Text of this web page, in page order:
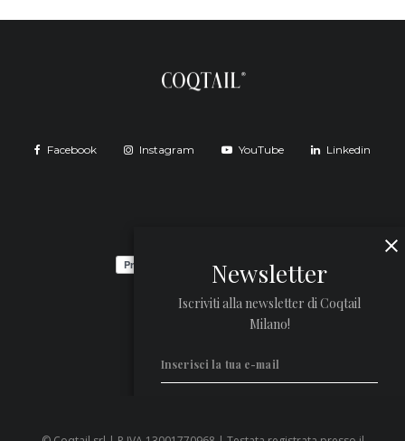
Facebook Instagram YouTube Linkedin
Newsletter
Iscriviti alla newsletter di Coqtail
Milano!